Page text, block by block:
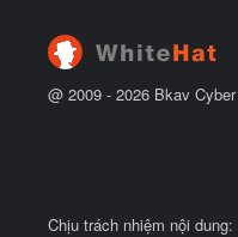
@ 2009 - 2026 Bkav
Chịu trách nhiệm nội